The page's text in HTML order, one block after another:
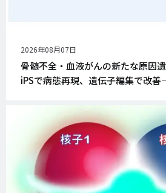
公
開
日
2026年08月07日
骨髄不全・血液がんの新たな原因
iPSで病態再現、遺伝子編集で改